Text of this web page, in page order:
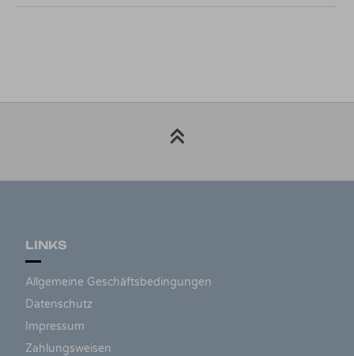
LINKS
Allgemeine Geschäftsbedingungen
Datenschutz
Impressum
Zahlungsweisen